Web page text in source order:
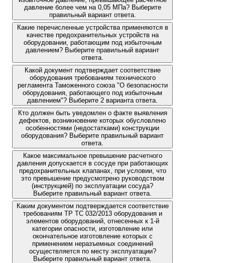
давление более чем на 0,05 МПа? Выберите
правильный вариант ответа.
Какие перечисленные устройства применяются в
качестве предохранительных устройств на
оборудовании, работающим под избыточным
давлением? Выберите правильный вариант
ответа.
Какой документ подтверждает соответствие
оборудования требованиям технического
регламента Таможенного союза "О безопасности
оборудования, работающего под избыточным
давлением"? Выберите 2 варианта ответа.
Кто должен быть уведомлен о факте выявления
дефектов, возникновение которых обусловлено
особенностями (недостатками) конструкции
оборудования? Выберите правильный вариант
ответа.
Какое максимальное превышение расчетного
давления допускается в сосуде при работающих
предохранительных клапанах, при условии, что
это превышение предусмотрено руководством
(инструкцией) по эксплуатации сосуда?
Выберите правильный вариант ответа.
Каким документом подтверждается соответствие
требованиям ТР ТС 032/2013 оборудования и
элементов оборудований, отнесенных к 1-й
категории опасности, изготовление или
окончательное изготовление которых с
применением неразъемных соединений
осуществляется по месту эксплуатации?
Выберите правильный вариант ответа.